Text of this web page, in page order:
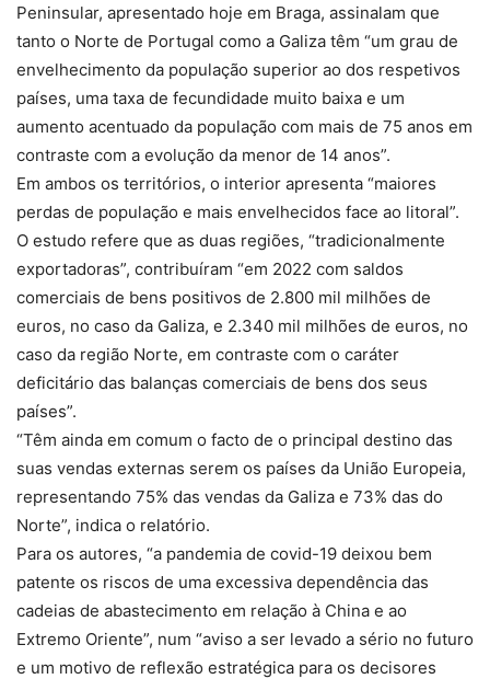
Peninsular, apresentado hoje em Braga, assinalam que
tanto o Norte de Portugal como a Galiza têm “um grau de
envelhecimento da população superior ao dos respetivos
países, uma taxa de fecundidade muito baixa e um
aumento acentuado da população com mais de 75 anos em
contraste com a evolução da menor de 14 anos”.
Em ambos os territórios, o interior apresenta “maiores
perdas de população e mais envelhecidos face ao litoral”.
O estudo refere que as duas regiões, “tradicionalmente
exportadoras”, contribuíram “em 2022 com saldos
comerciais de bens positivos de 2.800 mil milhões de
euros, no caso da Galiza, e 2.340 mil milhões de euros, no
caso da região Norte, em contraste com o caráter
deficitário das balanças comerciais de bens dos seus
países”.
“Têm ainda em comum o facto de o principal destino das
suas vendas externas serem os países da União Europeia,
representando 75% das vendas da Galiza e 73% das do
Norte”, indica o relatório.
Para os autores, “a pandemia de covid-19 deixou bem
patente os riscos de uma excessiva dependência das
cadeias de abastecimento em relação à China e ao
Extremo Oriente”, num “aviso a ser levado a sério no futuro
e um motivo de reflexão estratégica para os decisores